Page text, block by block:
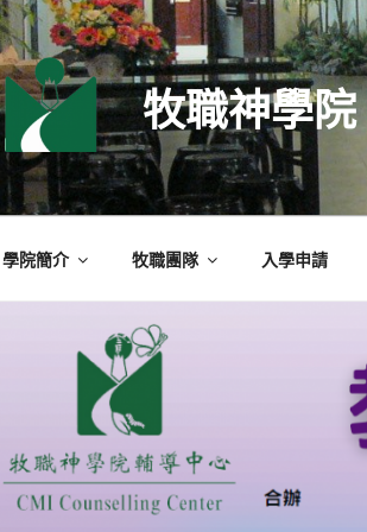
牧職神學院
學院簡介 牧職團隊 入學申請